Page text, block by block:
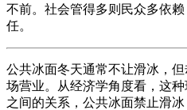
不前。社会管得多则民众多依
任。
公共冰面冬天通常不让滑冰，
场营业。从经济学角度看，这
之间的关系，公共冰面禁止滑